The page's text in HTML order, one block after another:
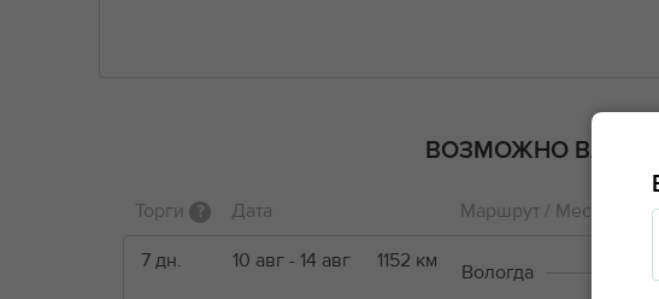
ВОЗМОЖНО ВАМ
Торги ? Дата Маршрут / Место
7 дн. 10 авг - 14 авг 1152 км Вологда